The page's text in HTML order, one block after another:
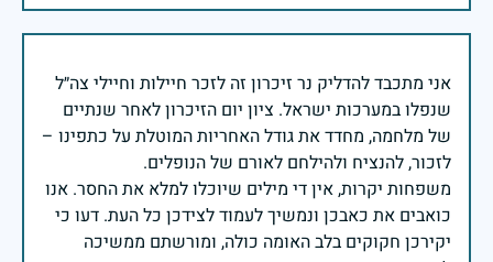
אני מתכבד להדליק נר זיכרון זה לזכר חיילות וחיילי צה״ל
שנפלו במערכות ישראל. ציון יום הזיכרון לאחר שנתיים
של מלחמה, מחדד את גודל האחריות המוטלת על כתפינו –
משפחות יקרות, אין די מילים שיוכלו למלא את החסר. אנו
כואבים את כאבכן ונמשיך לעמוד לצידכן כל העת. דעו כי
יקירכן חקוקים בלב האומה כולה, ומורשתם ממשיכה